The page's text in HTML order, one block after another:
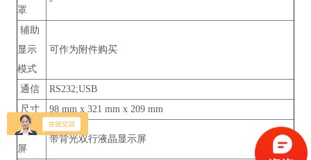
罩
辅助
显示
模式
可作为附件购买
通信
RS232;USB
尺寸
98 mm x 321 mm x 209 mm
显示
屏
带背光双行液晶显示屏